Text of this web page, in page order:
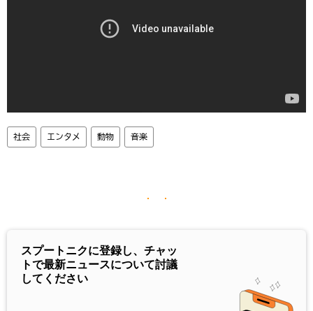
社会 エンタメ 動物 音楽
スプートニクに登録し、チャッ
トで最新ニュースについて討議
してください